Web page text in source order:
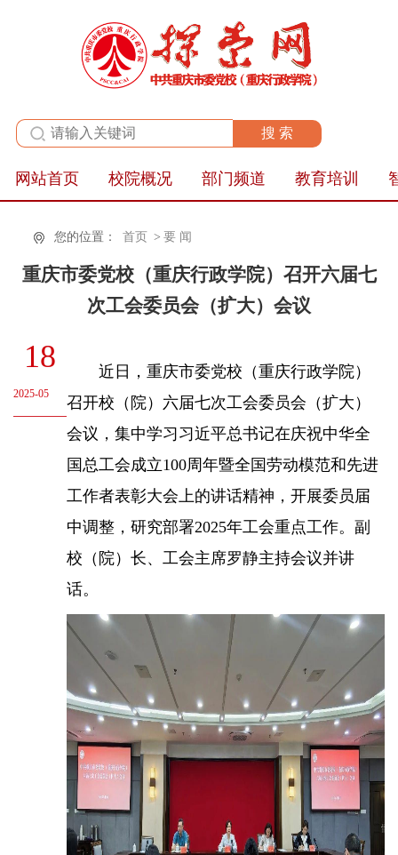
全站群
网站首页 校院概况 部门频道 教育培训
您的位置： 首页 > 要 闻
重庆市委党校（重庆行政学院）召开六届七
次工会委员会（扩大）会议
18
2025-05
近日，重庆市委党校（重庆行政学院）
召开校（院）六届七次工会委员会（扩大）
会议，集中学习习近平总书记在庆祝中华全
国总工会成立100周年暨全国劳动模范和先进
工作者表彰大会上的讲话精神，开展委员届
中调整，研究部署2025年工会重点工作。副
校（院）长、工会主席罗静主持会议并讲
话。